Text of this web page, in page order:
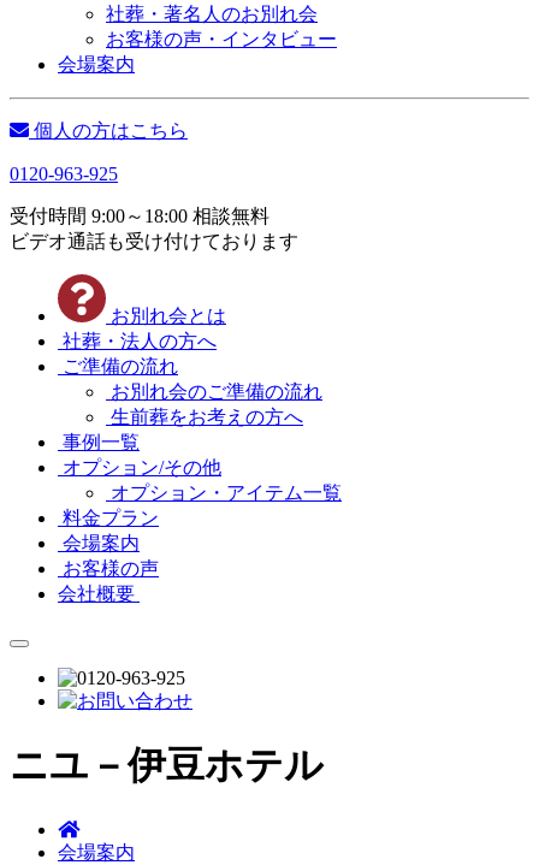
社葬・著名人のお別れ会
お客様の声・インタビュー
会場案内
個人の方はこちら
0120-963-925
受付時間 9:00～18:00 相談無料
ビデオ通話も受け付けております
お別れ会とは
社葬・法人の方へ
ご準備の流れ
お別れ会のご準備の流れ
生前葬をお考えの方へ
事例一覧
オプション/その他
オプション・アイテム一覧
料金プラン
会場案内
お客様の声
会社概要
ニユ－伊豆ホテル
会場案内